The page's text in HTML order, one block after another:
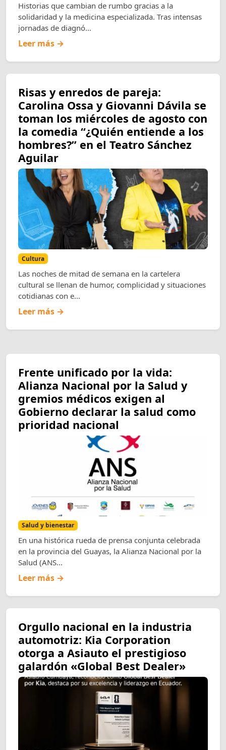
Historias que cambian de rumbo gracias a la
solidaridad y la medicina especializada. Tras intensas
jornadas de diagnó...
Leer más →
Risas y enredos de pareja:
Carolina Ossa y Giovanni Dávila se
toman los miércoles de agosto con
la comedia “¿Quién entiende a los
hombres?” en el Teatro Sánchez
Aguilar
Cultura
Las noches de mitad de semana en la cartelera
cultural se llenan de humor, complicidad y situaciones
cotidianas con e...
Leer más →
Frente unificado por la vida:
Alianza Nacional por la Salud y
gremios médicos exigen al
Gobierno declarar la salud como
prioridad nacional
Salud y bienestar
En una histórica rueda de prensa conjunta celebrada
en la provincia del Guayas, la Alianza Nacional por la
Salud (ANS...
Leer más →
Orgullo nacional en la industria
automotriz: Kia Corporation
otorga a Asiauto el prestigioso
galardón «Global Best Dealer»